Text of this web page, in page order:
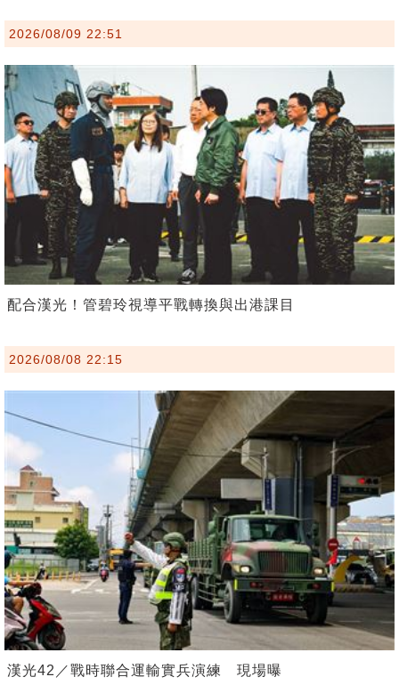
2026/08/09 22:51
配合漢光！管碧玲視導平戰轉換與出港課目
2026/08/08 22:15
漢光42／戰時聯合運輸實兵演練 現場曝